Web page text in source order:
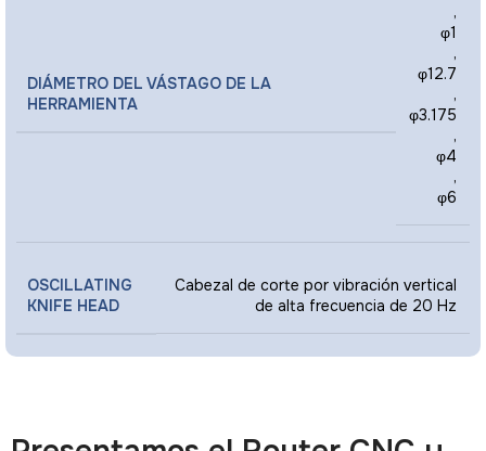
DIÁMETRO DEL VÁSTAGO DE LA
HERRAMIENTA
,
φ1
,
φ12.7
,
φ3.175
,
φ4
,
φ6
OSCILLATING
KNIFE HEAD
Cabezal de corte por vibración vertical
de alta frecuencia de 20 Hz